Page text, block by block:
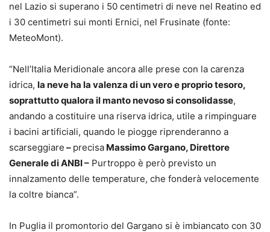
nel Lazio si superano i 50 centimetri di neve nel Reatino ed
i 30 centimetri sui monti Ernici, nel Frusinate (fonte:
MeteoMont).
“Nell’Italia Meridionale ancora alle prese con la carenza
idrica, la neve ha la valenza di un vero e proprio tesoro,
soprattutto qualora il manto nevoso si consolidasse,
andando a costituire una riserva idrica, utile a rimpinguare
i bacini artificiali, quando le piogge riprenderanno a
scarseggiare – precisa Massimo Gargano, Direttore
Generale di ANBI – Purtroppo è però previsto un
innalzamento delle temperature, che fonderà velocemente
la coltre bianca”.
In Puglia il promontorio del Gargano si è imbiancato con 30